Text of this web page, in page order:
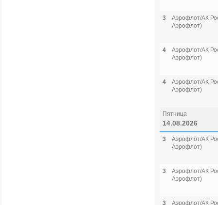
3
Аэрофлот/АК
Аэрофлот)
4
Аэрофлот/АК
Аэрофлот)
4
Аэрофлот/АК
Аэрофлот)
Пятница
14.08.2026
3
Аэрофлот/АК
Аэрофлот)
3
Аэрофлот/АК
Аэрофлот)
3 Аэрофлот/АК